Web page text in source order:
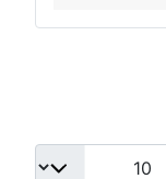
عدد الإظهارات: